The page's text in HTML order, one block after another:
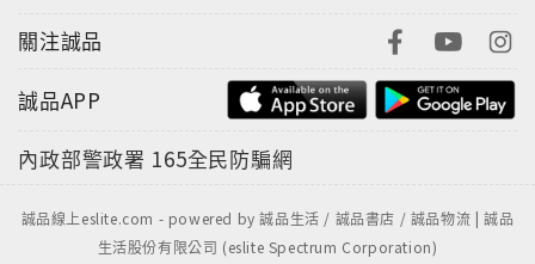
關注誠品
誠品APP
內政部警政署 165全民防騙網
誠品線上eslite.com - powered by 誠品生活 / 誠品書店 / 誠品物流 | 誠品
生活股份有限公司 (eslite Spectrum Corporation)